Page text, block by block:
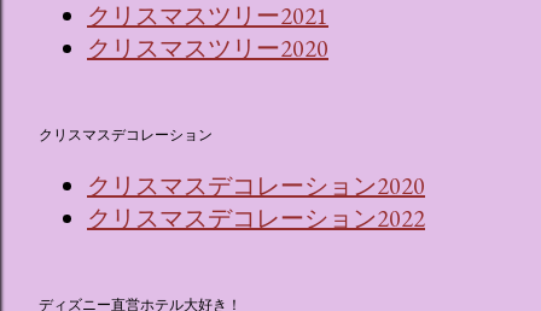
クリスマスツリー2021
クリスマスツリー2020
クリスマスデコレーション
クリスマスデコレーション2020
クリスマスデコレーション2022
ディズニー直営ホテル大好き！